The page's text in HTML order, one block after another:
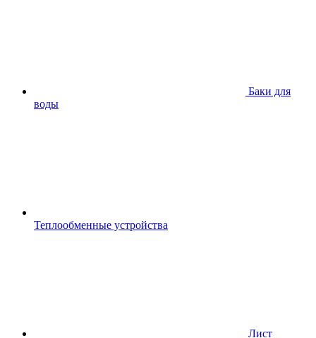
Баки для
воды
Теплообменные устройства
Лист